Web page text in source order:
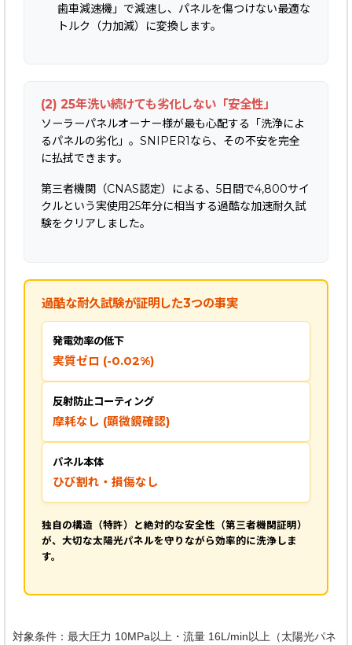
歯車減速機」で減速し、パネルを傷つけない最適な
トルク（力加減）に変換します。
(2) 25年洗い続けても劣化しない「安全性」
ソーラーパネルオーナー様が最も心配する「洗浄によ
るパネルの劣化」。SNIPER1なら、その不安を完全
に払拭できます。
第三者機関（CNAS認定）による、5日間で4,800サイ
クルという実使用25年分に相当する過酷な加速耐久試
験をクリアしました。
過酷な耐久試験が証明した3つの事実
発電効率の低下
実質ゼロ (-0.02%)
反射防止コーティング
摩耗なし (顕微鏡確認)
パネル本体
ひび割れ・損傷なし
独自の構造（特許）と絶対的な安全性（第三者機関証明）
が、大切な太陽光パネルを守りながら効率的に洗浄しま
す。
対象条件：最大圧力 10MPa以上・流量 16L/min以上（太陽光パネ